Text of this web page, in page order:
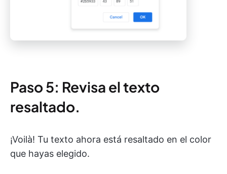
Paso 5: Revisa el texto
resaltado.
¡Voilà! Tu texto ahora está resaltado en el color
que hayas elegido.